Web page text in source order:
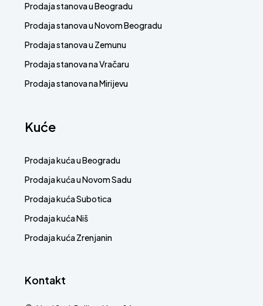
Prodaja stanova u Beogradu
Prodaja stanova u Novom Beogradu
Prodaja stanova u Zemunu
Prodaja stanova na Vračaru
Prodaja stanova na Mirijevu
Kuće
Prodaja kuća u Beogradu
Prodaja kuća u Novom Sadu
Prodaja kuća Subotica
Prodaja kuća Niš
Prodaja kuća Zrenjanin
Kontakt